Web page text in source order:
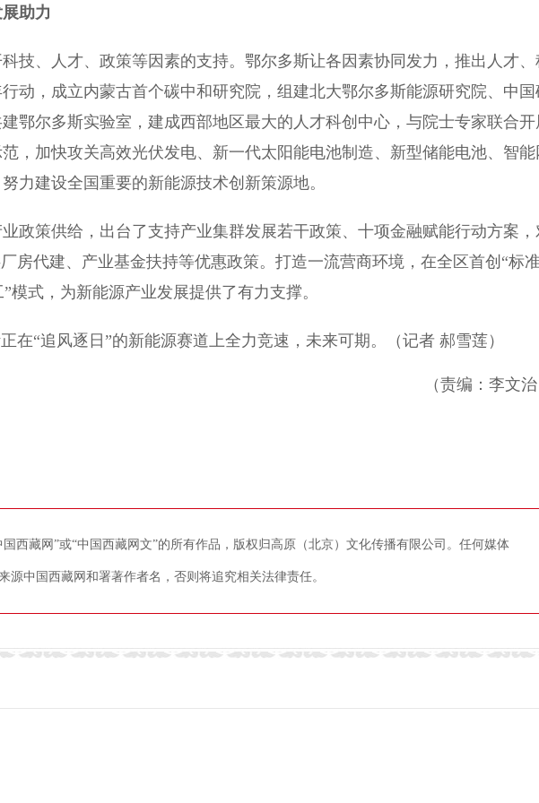
助力
、人才、政策等因素的支持。鄂尔多斯让各因素协同发力，推出人才、
动，成立内蒙古首个碳中和研究院，组建北大鄂尔多斯能源研究院、中国
鄂尔多斯实验室，建成西部地区最大的人才科创中心，与院士专家联合开
，加快攻关高效光伏发电、新一代太阳能电池制造、新型储能电池、智能
力建设全国重要的新能源技术创新策源地。
策供给，出台了支持产业集群发展若干政策、十项金融赋能行动方案，
房代建、产业基金扶持等优惠政策。打造一流营商环境，在全区首创“标准
模式，为新能源产业发展提供了有力支撑。
“追风逐日”的新能源赛道上全力竞速，未来可期。（记者 郝雪莲）
（责编：李文治
国西藏网”或“中国西藏网文”的所有作品，版权归高原（北京）文化传播有限公司。任何媒体
源中国西藏网和署著作者名，否则将追究相关法律责任。